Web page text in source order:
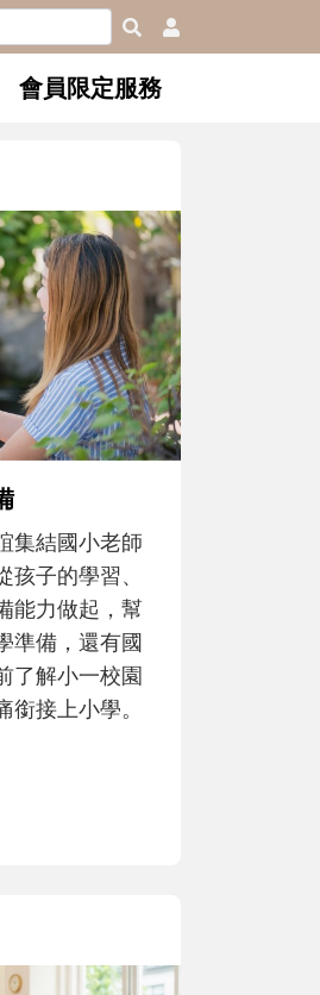
會員限定服務
個男人│讀
爸！男人總是
的體驗中，跟
予安全感的肢
角色認同及解
正嘗試用不
重要的成長